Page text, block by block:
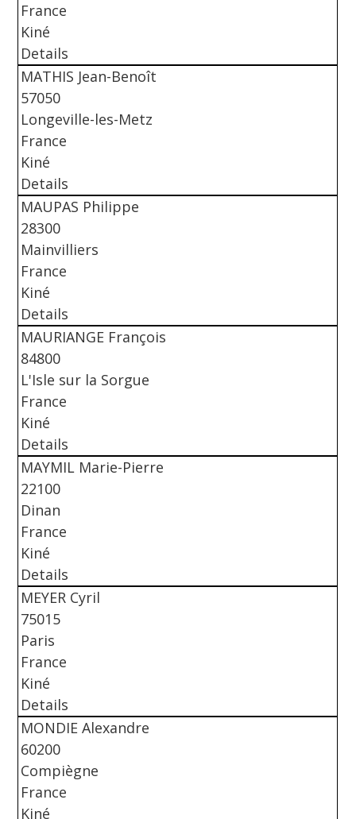
France
Kiné
Details
MATHIS Jean-Benoît
57050
Longeville-les-Metz
France
Kiné
Details
MAUPAS Philippe
28300
Mainvilliers
France
Kiné
Details
MAURIANGE François
84800
L'Isle sur la Sorgue
France
Kiné
Details
MAYMIL Marie-Pierre
22100
Dinan
France
Kiné
Details
MEYER Cyril
75015
Paris
France
Kiné
Details
MONDIE Alexandre
60200
Compiègne
France
Kiné